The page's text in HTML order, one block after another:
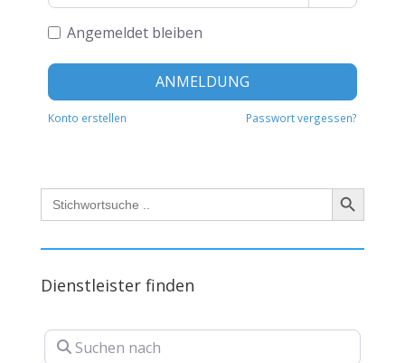
Angemeldet bleiben
ANMELDUNG
Konto erstellen Passwort vergessen?
Search
for:
Search Button
Dienstleister finden
Suchen nach